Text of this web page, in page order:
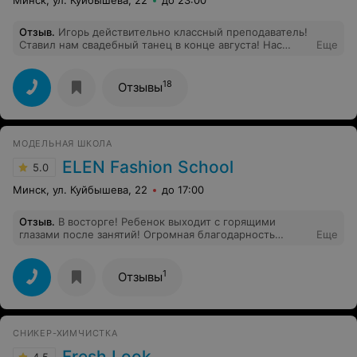
Отзыв. Игорь действительно классный преподаватель!
Ставил нам свадебный танец в конце августа! Нас
плакали от нашего танца! Спасибо тебе за понимание
и терпение, Игорь! alphaville - forever young!
Еще
Отзывы18
МОДЕЛЬНАЯ ШКОЛА
5.0 ELEN Fashion School
Минск, ул. Куйбышева, 22 до 17:00
Отзыв. В восторге! Ребенок выходит с горящими
глазами после занятий! Огромная благодарность
Еще
Отзывы1
СНИКЕР-ХИМЧИСТКА